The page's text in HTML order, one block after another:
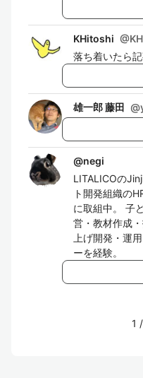
KHitoshi @
落ち着いたら
雄一郎 藤田 @
@negi
LITALICOの
ト開発組織の
に取組中。 子
営・教材作成
上げ開発・運
ーを経験。
1 /